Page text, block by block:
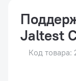
Jaltest
Код товара: